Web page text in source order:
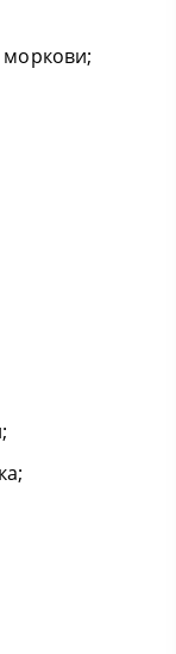
моркови;